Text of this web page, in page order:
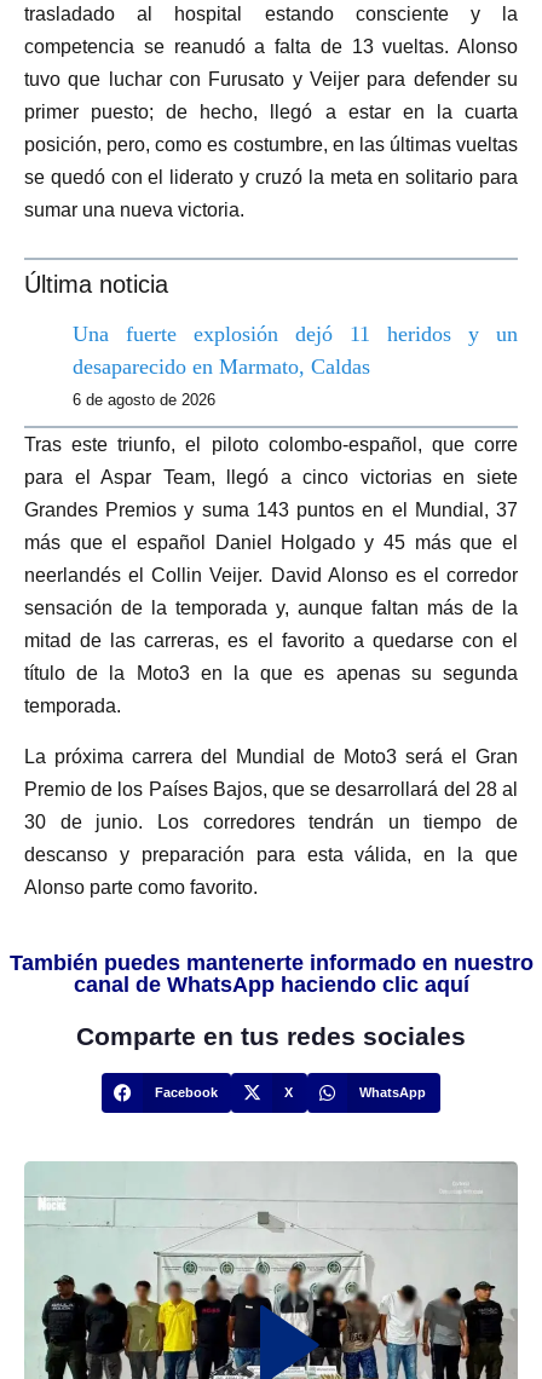
trasladado al hospital estando consciente y la
competencia se reanudó a falta de 13 vueltas. Alonso
tuvo que luchar con Furusato y Veijer para defender su
primer puesto; de hecho, llegó a estar en la cuarta
posición, pero, como es costumbre, en las últimas vueltas
se quedó con el liderato y cruzó la meta en solitario para
sumar una nueva victoria.
Última noticia
Una fuerte explosión dejó 11 heridos y un
desaparecido en Marmato, Caldas
6 de agosto de 2026
Tras este triunfo, el piloto colombo-español, que corre
para el Aspar Team, llegó a cinco victorias en siete
Grandes Premios y suma 143 puntos en el Mundial, 37
más que el español Daniel Holgado y 45 más que el
neerlandés el Collin Veijer. David Alonso es el corredor
sensación de la temporada y, aunque faltan más de la
mitad de las carreras, es el favorito a quedarse con el
título de la Moto3 en la que es apenas su segunda
temporada.
La próxima carrera del Mundial de Moto3 será el Gran
Premio de los Países Bajos, que se desarrollará del 28 al
30 de junio. Los corredores tendrán un tiempo de
descanso y preparación para esta válida, en la que
Alonso parte como favorito.
También puedes mantenerte informado en nuestro
canal de WhatsApp haciendo clic aquí
Comparte en tus redes sociales
Facebook X WhatsApp